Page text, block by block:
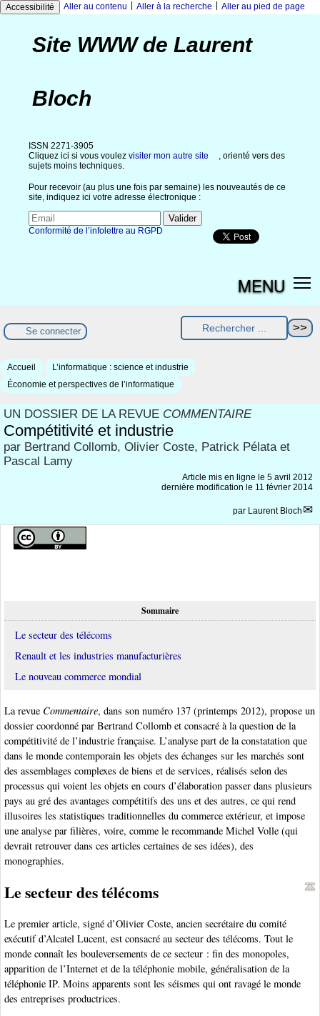
Accessibilité Aller au contenu Aller à la recherche Aller au pied de page
Site WWW de Laurent
Bloch
ISSN 2271-3905
Cliquez ici si vous voulez visiter mon autre site
, orienté vers des
sujets moins techniques.
Pour recevoir (au plus une fois par semaine) les nouveautés de ce
site, indiquez ici votre adresse électronique :
Conformité de l’infolettre au RGPD
MENU
Se connecter
Accueil
L’informatique : science et industrie
Économie et perspectives de l’informatique
UN DOSSIER DE LA REVUE COMMENTAIRE
Compétitivité et industrie
par Bertrand Collomb, Olivier Coste, Patrick Pélata et
Pascal Lamy
Article mis en ligne le 5 avril 2012
dernière modification le 11 février 2014
par Laurent Bloch
Sommaire
Le secteur des télécoms
Renault et les industries manufacturières
Le nouveau commerce mondial
La revue Commentaire, dans son numéro 137 (printemps 2012), propose un
dossier coordonné par Bertrand Collomb et consacré à la question de la
compétitivité de l’industrie française. L’analyse part de la constatation que
dans le monde contemporain les objets des échanges sur les marchés sont
des assemblages complexes de biens et de services, réalisés selon des
processus qui voient les objets en cours d’élaboration passer dans plusieurs
pays au gré des avantages compétitifs des uns et des autres, ce qui rend
illusoires les statistiques traditionnelles du commerce extérieur, et impose
une analyse par filières, voire, comme le recommande Michel Volle (qui
devrait retrouver dans ces articles certaines de ses idées), des
monographies.
Le secteur des télécoms
Le premier article, signé d’Olivier Coste, ancien secrétaire du comité
exécutif d’Alcatel Lucent, est consacré au secteur des télécoms. Tout le
monde connaît les bouleversements de ce secteur : fin des monopoles,
apparition de l’Internet et de la téléphonie mobile, généralisation de la
téléphonie IP. Moins apparents sont les séismes qui ont ravagé le monde
des entreprises productrices.